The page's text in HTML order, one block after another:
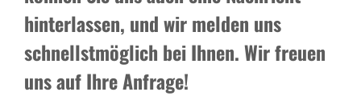
hinterlassen, und wir melden uns
schnellstmöglich bei Ihnen. Wir freuen
uns auf Ihre Anfrage!